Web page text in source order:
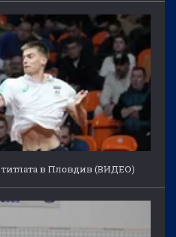
в Пловдив (ВИДЕО)